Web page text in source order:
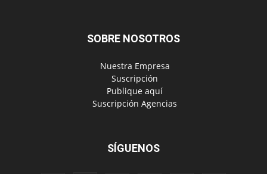
SOBRE NOSOTROS
‎ Nuestra Empresa
‎ Suscripción
‎ Publique aquí
‎ Suscripción Agencias
SÍGUENOS